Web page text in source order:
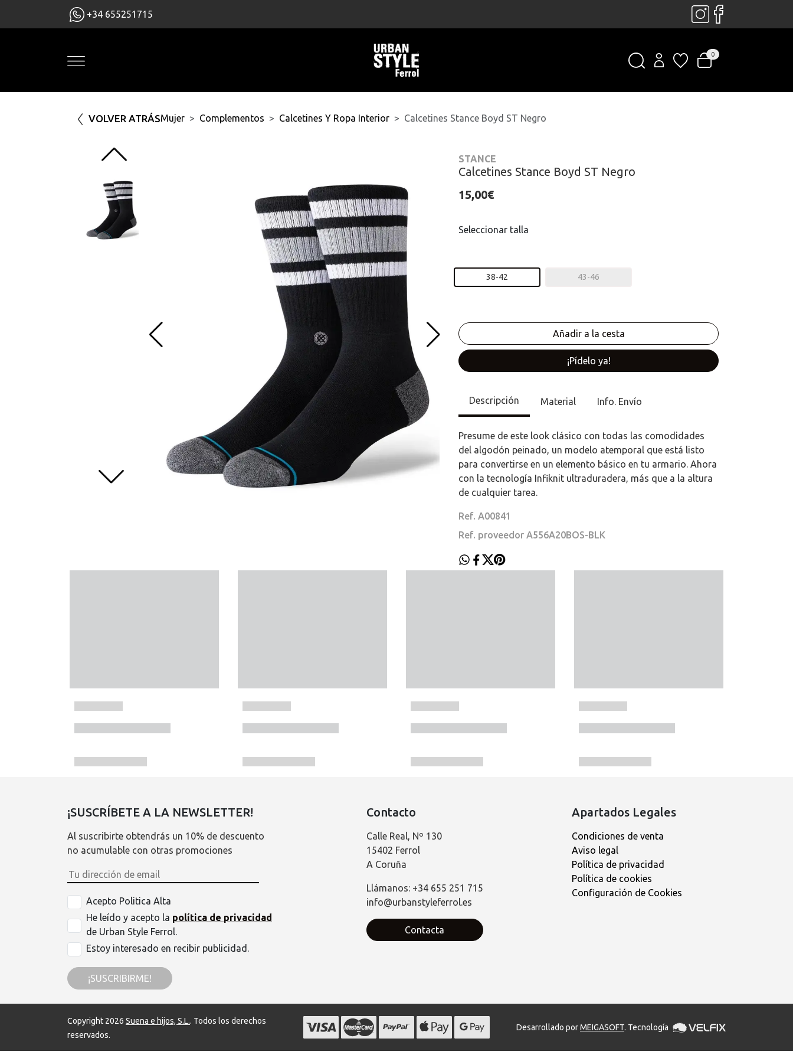
+34 655251715
0
VOLVER ATRÁSMujer Complementos Calcetines Y Ropa Interior Calcetines Stance Boyd ST Negro
STANCE
Calcetines Stance Boyd ST Negro
15,00€
Seleccionar talla
38-42 43-46
¡Pídelo ya!
Descripción Material Info. Envío
Presume de este look clásico con todas las comodidades
del algodón peinado, un modelo atemporal que está listo
para convertirse en un elemento básico en tu armario. Ahora
con la tecnología Infiknit ultraduradera, más que a la altura
de cualquier tarea.
Ref. A00841
Ref. proveedor A556A20BOS-BLK
¡SUSCRÍBETE A LA NEWSLETTER!
Al suscribirte obtendrás un 10% de descuento
no acumulable con otras promociones
Acepto Politica Alta
He leído y acepto la política de privacidad
de Urban Style Ferrol.
Estoy interesado en recibir publicidad.
¡SUSCRIBIRME!
Contacto
Calle Real, Nº 130
15402 Ferrol
A Coruña
Llámanos: +34 655 251 715
info@urbanstyleferrol.es
Contacta
Apartados Legales
Condiciones de venta
Aviso legal
Política de privacidad
Política de cookies
Configuración de Cookies
Copyright 2026 Suena e hijos, S.L.. Todos los derechos
reservados.
Desarrollado porMEIGASOFT. Tecnología